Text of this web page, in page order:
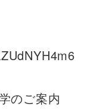
のご案内